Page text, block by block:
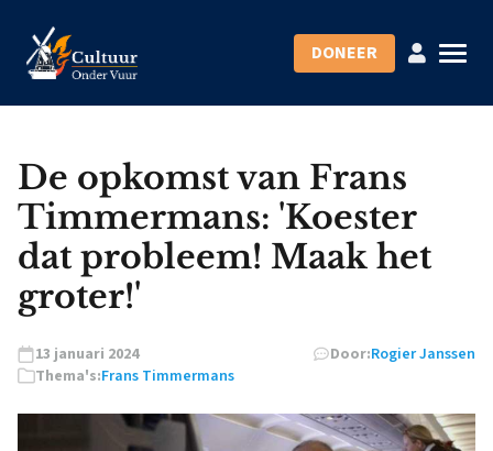
DONEER
De opkomst van Frans
Timmermans: 'Koester
dat probleem! Maak het
groter!'
13 januari 2024 Door:Rogier Janssen
Thema's:Frans Timmermans